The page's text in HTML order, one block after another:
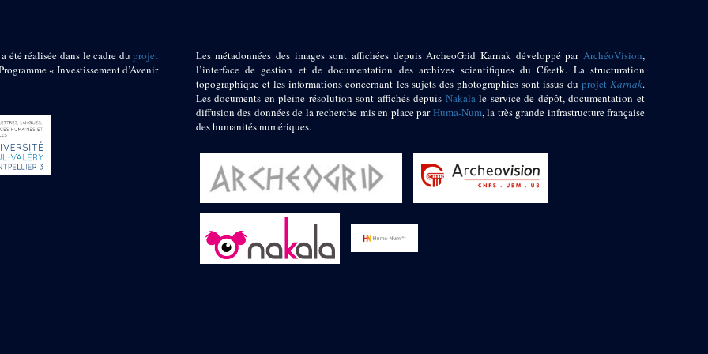
été réalisée dans le cadre duprojet
« Investissement d’Avenir
Les métadonnées des images sont affichées depuis ArcheoGrid Karnak développé par ArchéoVision,
l’interface de gestion et de documentation des archives scientifiques du Cfeetk. La structuration
topographique et les informations concernant les sujets des photographies sont issus du projetKarnak.
Les documents en pleine résolution sont affichés depuis Nakalale service de dépôt, documentation et
diffusion des données de la recherche mis en place parHuma-Num, la très grande infrastructure française
des humanités numériques.